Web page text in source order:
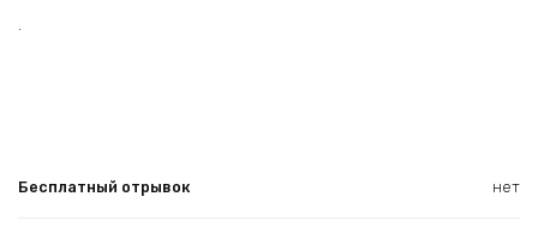
.
Бесплатный отрывок нет